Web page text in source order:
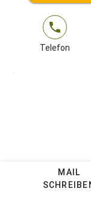
MAIL
Telefon
Kontakt